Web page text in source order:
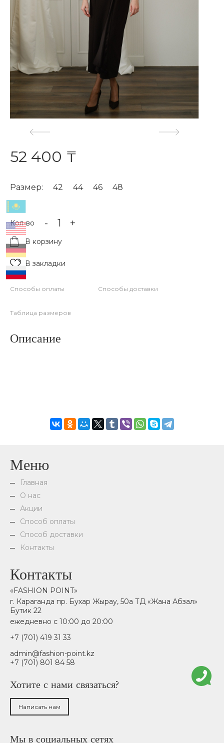
52 400 ₸
Размер: 42 44 46 48
Кол-во - +
В корзину
В закладки
Способы оплаты Способы доставки
Таблица размеров
Описание
Меню
Главная
О нас
Акции
Способ оплаты
Способ доставки
Контакты
Контакты
«FASHION POINT»
г. Караганда пр. Бухар Жырау, 50а ТД «Жана Абзал»
Бутик 22
ежедневно с 10:00 до 20:00
+7 (701) 419 31 33
admin@fashion-point.kz
+7 (701) 801 84 58
Хотите с нами связаться?
Написать нам